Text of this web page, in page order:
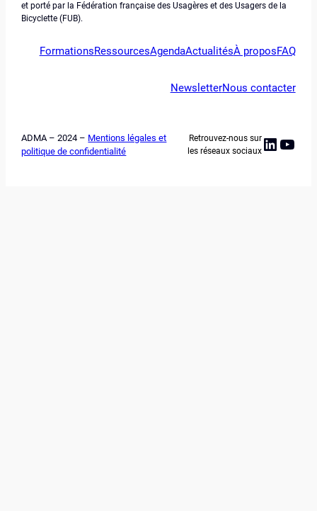
et porté par la Fédération française des Usagères et des Usagers de la
Bicyclette (FUB).
FormationsRessourcesAgendaActualitésÀ proposFAQ
NewsletterNous contacter
ADMA – 2024 – Mentions légales et
politique de confidentialité
Retrouvez-nous sur
les réseaux sociaux